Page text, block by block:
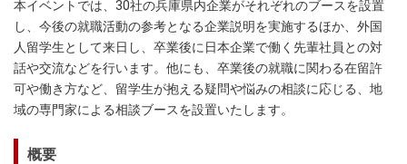
本イベントでは、30社の兵庫県内企業がそれぞれのブースを設置
し、今後の就職活動の参考となる企業説明を実施するほか、外国
人留学生として来日し、卒業後に日本企業で働く先輩社員との対
話や交流などを行います。他にも、卒業後の就職に関わる在留許
可や働き方など、留学生が抱える疑問や悩みの相談に応じる、地
域の専門家による相談ブースを設置いたします。
概要